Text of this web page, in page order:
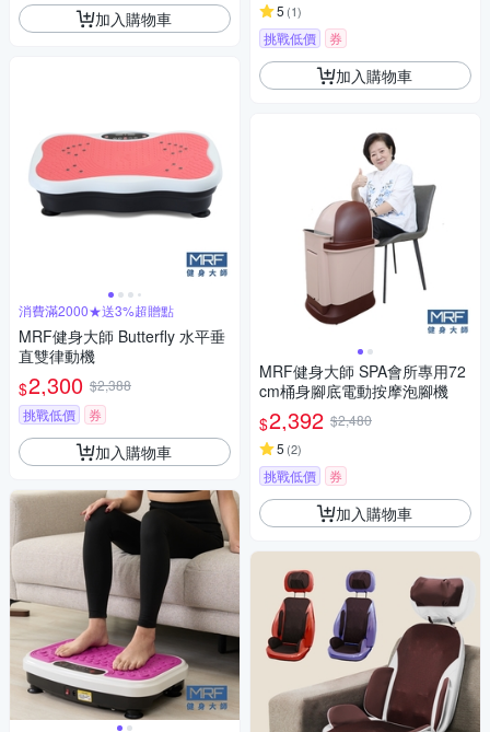
加入購物車
消費滿2000★送3%超贈點
MRF健身大師 Butterfly ⽔平垂
直雙律動機
$2,300 $2,388
挑戰低價
券
加入購物車
5 (1)
挑戰低價 券
加入購物車
MRF健身大師 SPA會所專用72
cm桶身腳底電動按摩泡腳機
$2,392 $2,480
5 (2)
挑戰低價 券
加入購物車